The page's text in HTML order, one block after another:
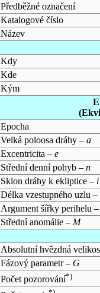
Předběžné označení
Katalogové číslo
Název
Kdy
Kde
Kým
Epocha
Velká poloosa dráhy – a
Excentricita – e
Střední denní pohyb – n
Sklon dráhy k ekliptice – i
Délka vzestupného uzlu –
Argument šířky perihelu
Střední anomálie – M
Absolutní hvězdná
Fázový parametr – G
Počet pozorování*)